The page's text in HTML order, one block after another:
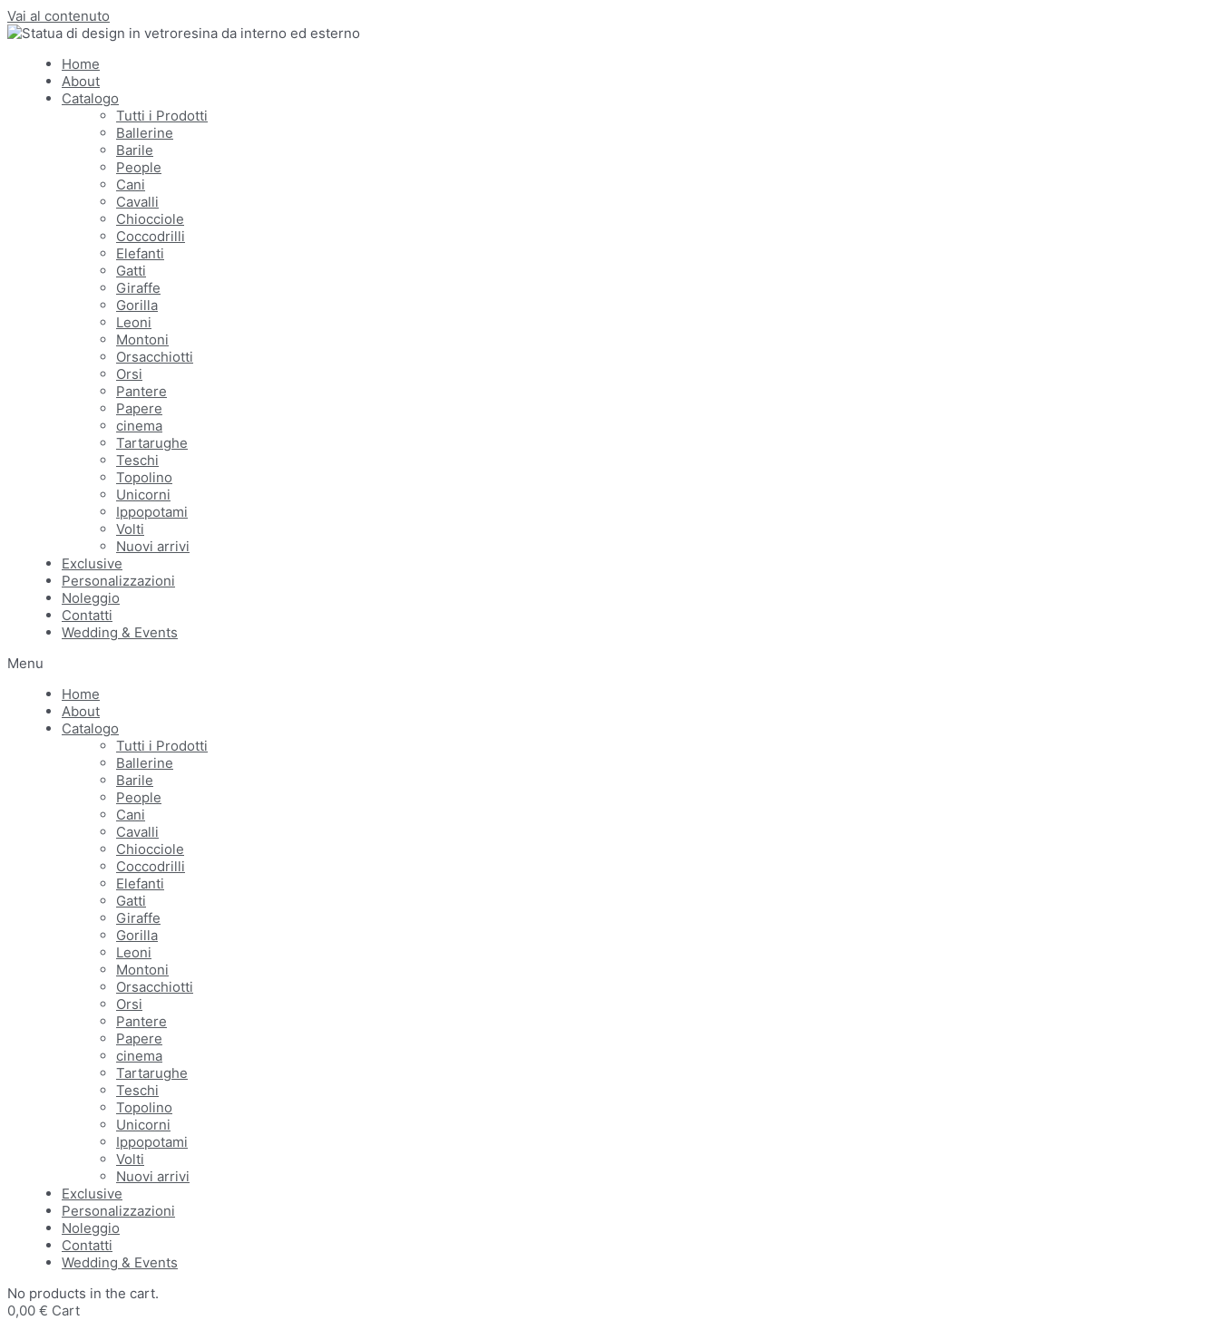
Vai al contenuto
Home
About
Catalogo
Tutti i Prodotti
Ballerine
Barile
People
Cani
Cavalli
Chiocciole
Coccodrilli
Elefanti
Gatti
Giraffe
Gorilla
Leoni
Montoni
Orsacchiotti
Orsi
Pantere
Papere
cinema
Tartarughe
Teschi
Topolino
Unicorni
Ippopotami
Volti
Nuovi arrivi
Exclusive
Personalizzazioni
Noleggio
Contatti
Wedding & Events
Menu
Home
About
Catalogo
Tutti i Prodotti
Ballerine
Barile
People
Cani
Cavalli
Chiocciole
Coccodrilli
Elefanti
Gatti
Giraffe
Gorilla
Leoni
Montoni
Orsacchiotti
Orsi
Pantere
Papere
cinema
Tartarughe
Teschi
Topolino
Unicorni
Ippopotami
Volti
Nuovi arrivi
Exclusive
Personalizzazioni
Noleggio
Contatti
Wedding & Events
No products in the cart.
0,00 € Cart